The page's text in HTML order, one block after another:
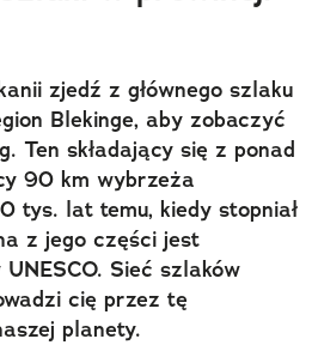
zjedź z głównego szlaku
Blekinge, aby zobaczyć
Ten składający się z ponad
90 km wybrzeża
tys. lat temu, kiedy stopniał
z jego części jest
Sieć szlaków
cię przez tę
planety.